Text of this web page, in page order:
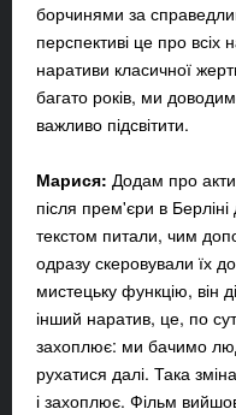
борчинями за
перспективі це про
наративи класичної
багато років, ми
важливо підсвітити.
Марися: Додам про
після прем'єри в
текстом питали, чим
одразу скеровували їх
мистецьку функцію, він
інший наратив, це, по
захоплює: ми бачимо
рухатися далі. Така
і захоплює. Фільм